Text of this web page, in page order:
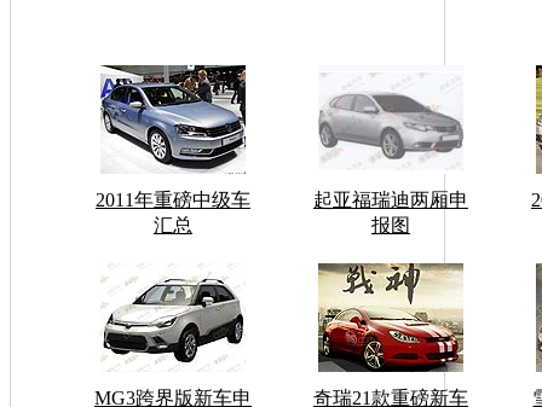
2011年重磅中级车
汇总
起亚福瑞迪两厢申
报图
MG3跨界版新车申
奇瑞21款重磅新车